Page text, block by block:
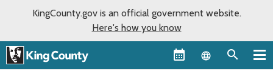
KingCounty.gov is an official government website.
Here's how you know
Language